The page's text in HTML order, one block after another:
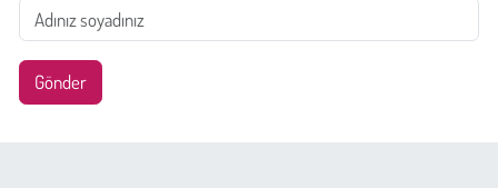
Gönder